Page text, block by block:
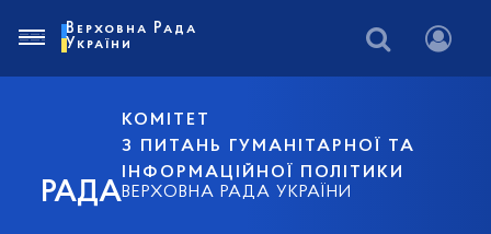
РАДА
КОМІТЕТ
З ПИТАНЬ ГУМАНІТАРНОЇ ТА
ІНФОРМАЦІЙНОЇ ПОЛІТИКИ
ВЕРХОВНА РАДА УКРАЇНИ
Верховна Рада
України